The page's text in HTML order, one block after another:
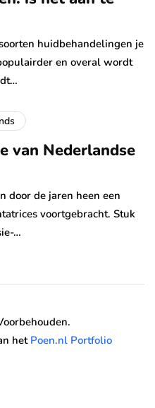
huidbehandelingen je
en overal wordt
van Nederlandse
door de jaren heen een
voortgebracht. Stuk
…
het Poen.nl Portfolio